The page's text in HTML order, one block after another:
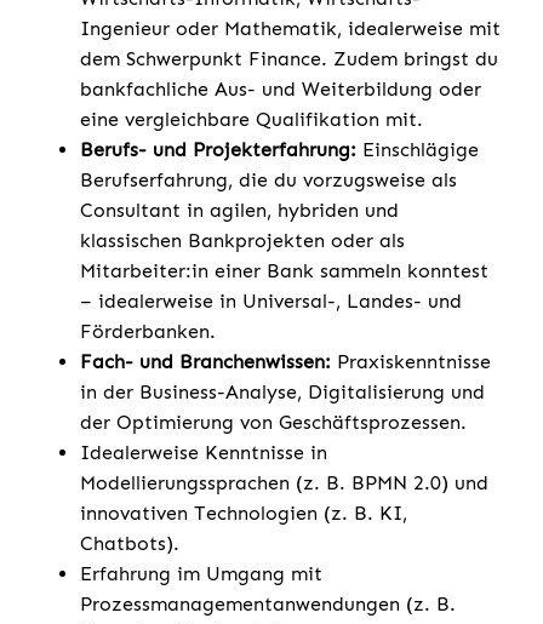
Ingenieur oder Mathematik, idealerweise mit
dem Schwerpunkt Finance. Zudem bringst du
bankfachliche Aus- und Weiterbildung oder
eine vergleichbare Qualifikation mit.
Berufs- und Projekterfahrung: Einschlägige
Berufserfahrung, die du vorzugsweise als
Consultant in agilen, hybriden und
klassischen Bankprojekten oder als
Mitarbeiter:in einer Bank sammeln konntest
– idealerweise in Universal-, Landes- und
Förderbanken.
Fach- und Branchenwissen: Praxiskenntnisse
in der Business-Analyse, Digitalisierung und
der Optimierung von Geschäftsprozessen.
Idealerweise Kenntnisse in
Modellierungssprachen (z. B. BPMN 2.0) und
innovativen Technologien (z. B. KI,
Chatbots).
Erfahrung im Umgang mit
Prozessmanagementanwendungen (z. B.